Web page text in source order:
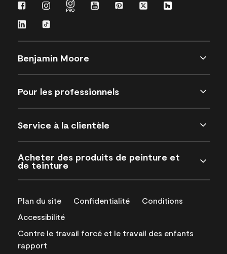
Benjamin Moore
Pour les professionnels
Service à la clientèle
Acheter des produits de peinture et
de teinture
Plan du site Confidentialité
Conditions
Accessibilité
Contre le travail forcé et le travail des enfants
rapport